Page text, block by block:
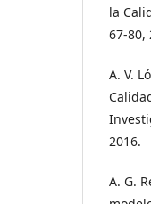
la
67-80,
A. V.
2016.
A. G.